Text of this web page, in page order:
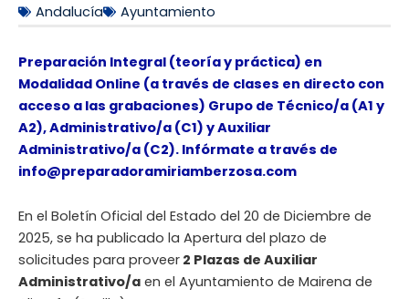
Andalucía
Ayuntamiento
Preparación Integral (teoría y práctica) en
Modalidad Online (a través de clases en directo con
acceso a las grabaciones) Grupo de Técnico/a (A1 y
A2), Administrativo/a (C1) y Auxiliar
Administrativo/a (C2). Infórmate a través de
info@preparadoramiriamberzosa.com
En el Boletín Oficial del Estado del 20 de Diciembre de
2025, se ha publicado la Apertura del plazo de
solicitudes para proveer 2 Plazas de Auxiliar
Administrativo/a en el Ayuntamiento de Mairena de